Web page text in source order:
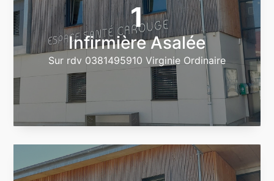
1
Infirmière Asalée
Sur rdv 0381495910 Virginie Ordinaire